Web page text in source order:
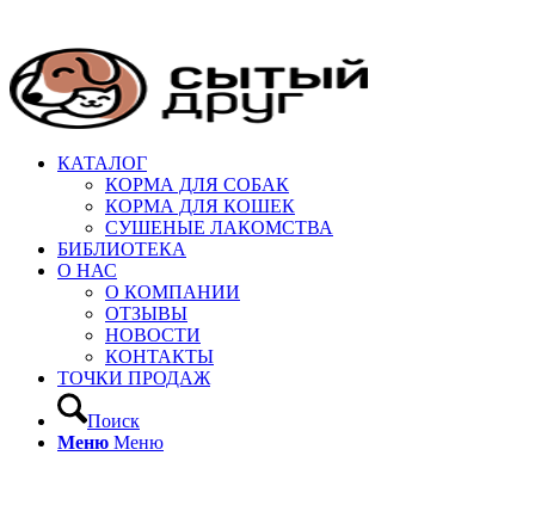
КАТАЛОГ
КОРМА ДЛЯ СОБАК
КОРМА ДЛЯ КОШЕК
СУШЕНЫЕ ЛАКОМСТВА
БИБЛИОТЕКА
О НАС
О КОМПАНИИ
ОТЗЫВЫ
НОВОСТИ
КОНТАКТЫ
ТОЧКИ ПРОДАЖ
Поиск
Меню Меню